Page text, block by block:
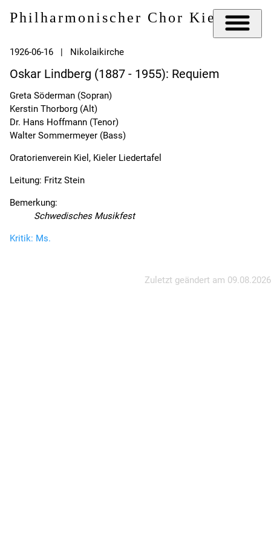
Philharmonischer Chor Kiel e.V.
1926-06-16 | Nikolaikirche
Oskar Lindberg (1887 - 1955): Requiem
Greta Söderman (Sopran)
Kerstin Thorborg (Alt)
Dr. Hans Hoffmann (Tenor)
Walter Sommermeyer (Bass)
Oratorienverein Kiel, Kieler Liedertafel
Leitung: Fritz Stein
Bemerkung:
Schwedisches Musikfest
Kritik: Ms.
Zuletzt geändert am 09.08.2026